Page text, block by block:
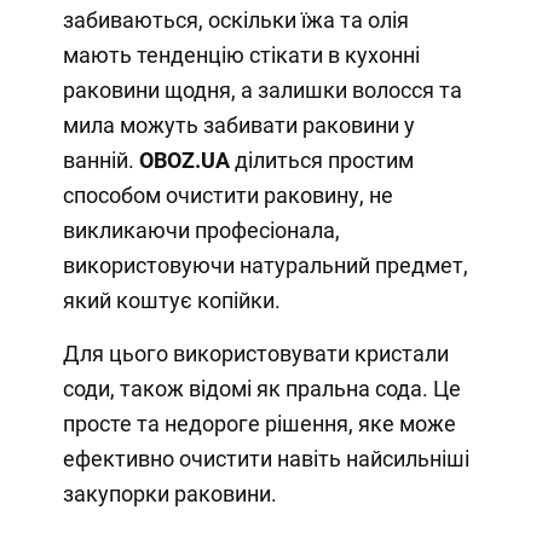
забиваються, оскільки їжа та олія
мають тенденцію стікати в кухонні
раковини щодня, а залишки волосся та
мила можуть забивати раковини у
ванній. OBOZ.UAділиться простим
способом очистити раковину, не
викликаючи професіонала,
використовуючи натуральний предмет,
який коштує копійки.
Для цього використовувати кристали
соди, також відомі як пральна сода. Це
просте та недороге рішення, яке може
ефективно очистити навіть найсильніші
закупорки раковини.